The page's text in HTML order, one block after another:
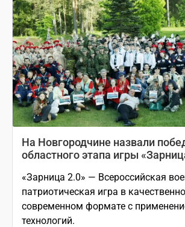
На Новгородчине назвали
областного этапа игры
«Зарница 2.0» — Всероссийская
патриотическая игра в
современном формате с
технологий.